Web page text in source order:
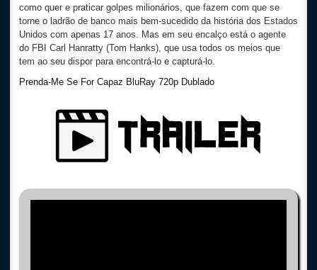
como quer e praticar golpes milionários, que fazem com que se
torne o ladrão de banco mais bem-sucedido da história dos Estados
Unidos com apenas 17 anos. Mas em seu encalço está o agente
do FBI Carl Hanratty (Tom Hanks), que usa todos os meios que
tem ao seu dispor para encontrá-lo e capturá-lo.
Prenda-Me Se For Capaz BluRay 720p Dublado